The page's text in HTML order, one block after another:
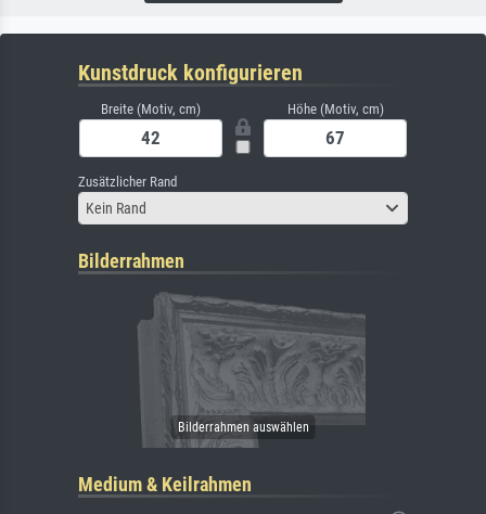
Kunstdruck konfigurieren
Breite (Motiv, cm) Höhe (Motiv, cm)
Zusätzlicher Rand
Kein Rand
Bilderrahmen
Medium & Keilrahmen